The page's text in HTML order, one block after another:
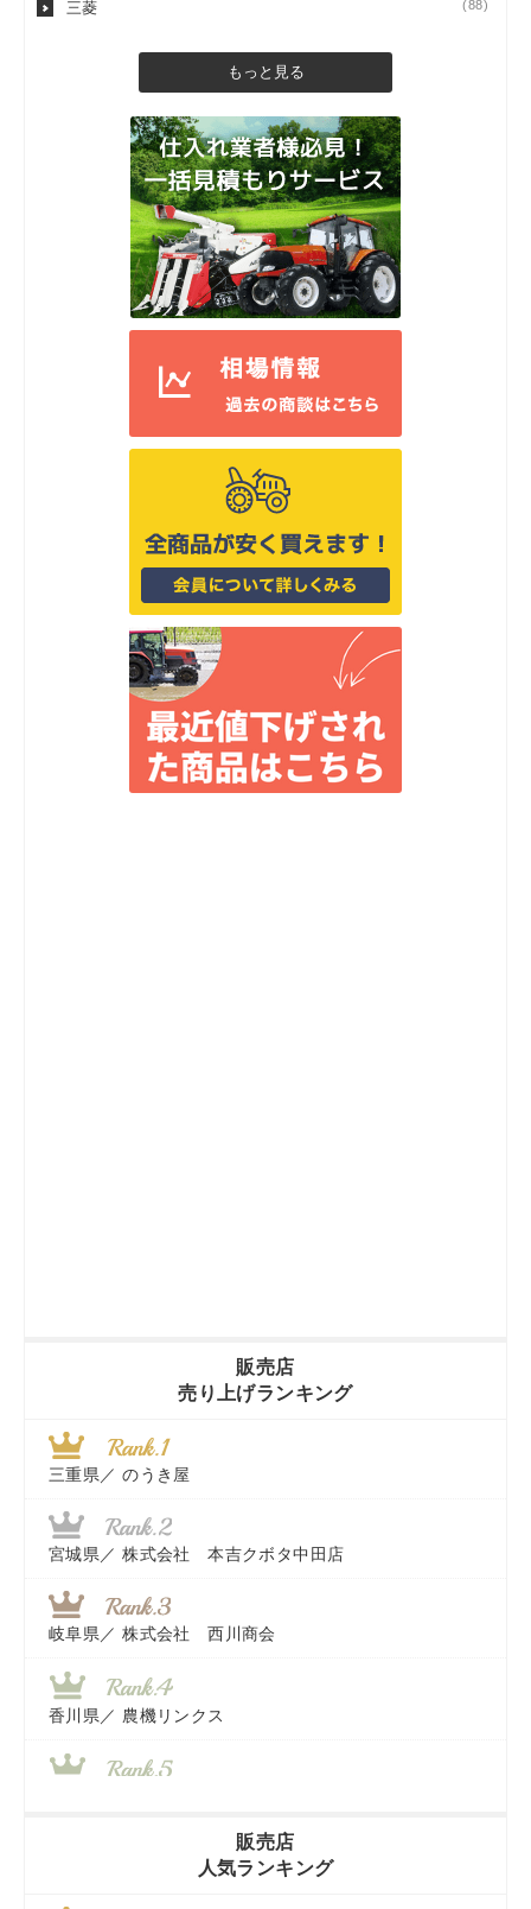
三菱 (88)
もっと見る
販売店
売り上げランキング
三重県／ のうき屋
宮城県／ 株式会社 本吉クボタ中田店
岐阜県／ 株式会社 西川商会
香川県／ 農機リンクス
近江商事合同会社：「茨城中古農建機販売」
販売店
人気ランキング